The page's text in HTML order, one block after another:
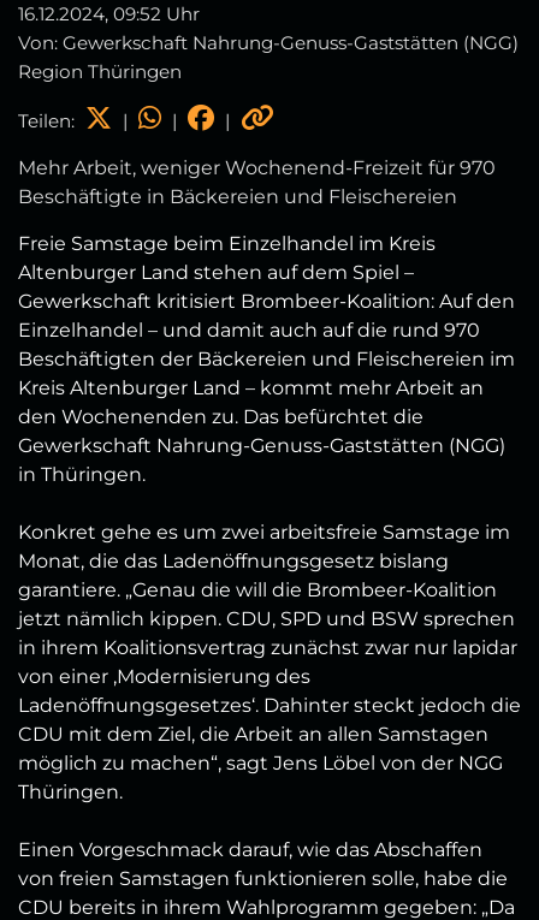
16.12.2024, 09:52 Uhr
Von: Gewerkschaft Nahrung-Genuss-Gaststätten (NGG)
Region Thüringen
Teilen: | | |
Mehr Arbeit, weniger Wochenend-Freizeit für 970
Beschäftigte in Bäckereien und Fleischereien
Freie Samstage beim Einzelhandel im Kreis
Altenburger Land stehen auf dem Spiel –
Gewerkschaft kritisiert Brombeer-Koalition: Auf den
Einzelhandel – und damit auch auf die rund 970
Beschäftigten der Bäckereien und Fleischereien im
Kreis Altenburger Land – kommt mehr Arbeit an
den Wochenenden zu. Das befürchtet die
Gewerkschaft Nahrung-Genuss-Gaststätten (NGG)
in Thüringen.
Konkret gehe es um zwei arbeitsfreie Samstage im
Monat, die das Ladenöffnungsgesetz bislang
garantiere. „Genau die will die Brombeer-Koalition
jetzt nämlich kippen. CDU, SPD und BSW sprechen
in ihrem Koalitionsvertrag zunächst zwar nur lapidar
von einer ‚Modernisierung des
Ladenöffnungsgesetzes‘. Dahinter steckt jedoch die
CDU mit dem Ziel, die Arbeit an allen Samstagen
möglich zu machen“, sagt Jens Löbel von der NGG
Thüringen.
Einen Vorgeschmack darauf, wie das Abschaffen
von freien Samstagen funktionieren solle, habe die
CDU bereits in ihrem Wahlprogramm gegeben: „Da